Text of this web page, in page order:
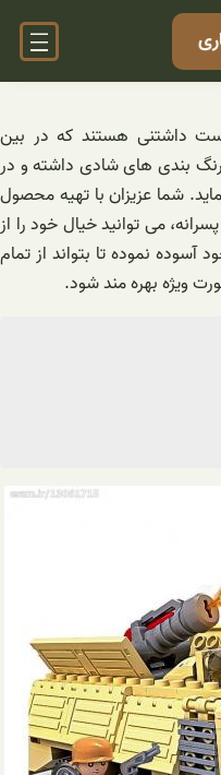
داشتنی هستند که در بین
رنگ بندی های شادی داشته و در
شما عزیزان با تهیه محصول
می توانید خیال خود را از
آسوده نموده تا بتواند از تمام
ویژه بهره مند شود.